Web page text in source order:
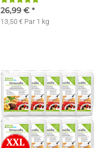
Cristallisée Stévia | 2x1kg
26,99 € *
13,50 € Par 1 kg